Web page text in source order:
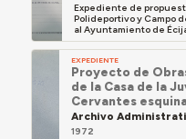
Expediente de
Polideportivo y Campo
al Ayuntamiento de
EXPEDIENTE
Proyecto de
de la Casa de la
Cervantes
Archivo
1972